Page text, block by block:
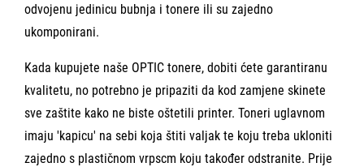
odvojenu jedinicu bubnja i tonere ili su zajedno
ukomponirani.
Kada kupujete naše OPTIC tonere, dobiti ćete garantiranu
kvalitetu, no potrebno je pripaziti da kod zamjene skinete
sve zaštite kako ne biste oštetili printer. Toneri uglavnom
imaju 'kapicu' na sebi koja štiti valjak te koju treba ukloniti
zajedno s plastičnom vrpscm koju također odstranite. Prije